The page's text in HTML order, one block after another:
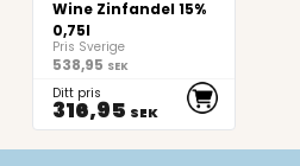
Wine Zinfandel 15%
0,75l
Pris Sverige
538,95 SEK
Ditt pris
316,95 SEK